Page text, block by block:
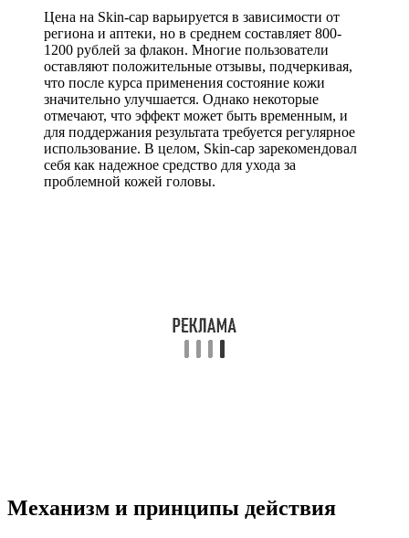
Цена на Skin-cap варьируется в зависимости от
региона и аптеки, но в среднем составляет 800-
1200 рублей за флакон. Многие пользователи
оставляют положительные отзывы, подчеркивая,
что после курса применения состояние кожи
значительно улучшается. Однако некоторые
отмечают, что эффект может быть временным, и
для поддержания результата требуется регулярное
использование. В целом, Skin-cap зарекомендовал
себя как надежное средство для ухода за
проблемной кожей головы.
Механизм и принципы действия